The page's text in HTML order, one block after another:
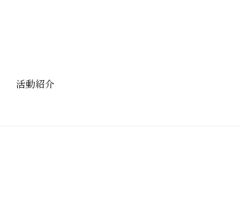
活動紹介